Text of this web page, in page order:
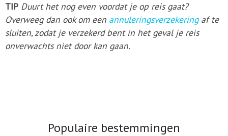
TIP Duurt het nog even voordat je op reis gaat?
Overweeg dan ook om een annuleringsverzekeringaf te
sluiten, zodat je verzekerd bent in het geval je reis
onverwachts niet door kan gaan.
Populaire bestemmingen